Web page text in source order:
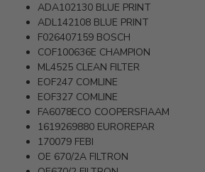
ADA102130 BLUE PRINT
ADL142108 BLUE PRINT
F026407159 BOSCH
COF100636E CHAMPION
ML4525 CLEAN FILTER
EOF247 COMLINE
EOF327 COMLINE
FA6078ECO COOPERSFIAAM
1619269880 EUROREPAR
170079 FEBI
OE 670/2A FILTRON